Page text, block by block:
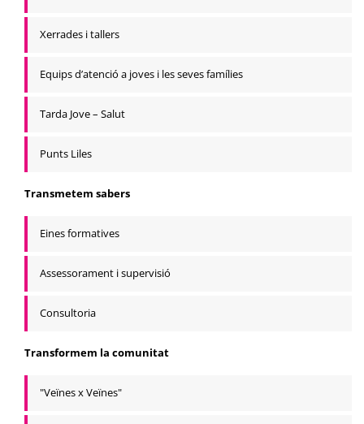
Xerrades i tallers
Equips d’atenció a joves i les seves famílies
Tarda Jove – Salut
Punts Liles
Transmetem sabers
Eines formatives
Assessorament i supervisió
Consultoria
Transformem la comunitat
"Veïnes x Veïnes"